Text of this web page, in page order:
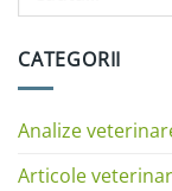
CATEGORII
Analize
Articole